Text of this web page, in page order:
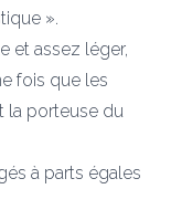
».
et assez léger,
fois que les
la porteuse du
à parts égales